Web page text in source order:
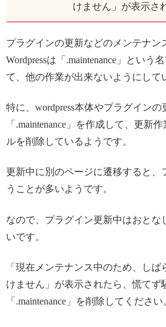
けません」が表示さ
プラグインの更新などのメンテナン
Wordpressは「.maintenance」という
て、他の作業が出来ないようにして
特に、wordpress本体やプラグイン
「.maintenance」を作成して、更新
ルを削除しているようです。
更新中に別のページに遷移すると、
うことが多いようです。
なので、プラグイン更新中はおとな
いです。
「現在メンテナンス中のため、し
けません」が表示されたら、慌てず
「.maintenance」を削除してください